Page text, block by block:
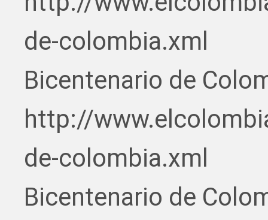
de-colombia.xml
Bicentenario de
http://
de-colombia.xml
Bicentenario de